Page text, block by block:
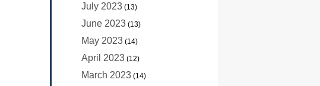
July 2023 (13)
June 2023 (13)
May 2023 (14)
April 2023 (12)
March 2023 (14)